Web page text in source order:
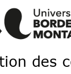
de la
des